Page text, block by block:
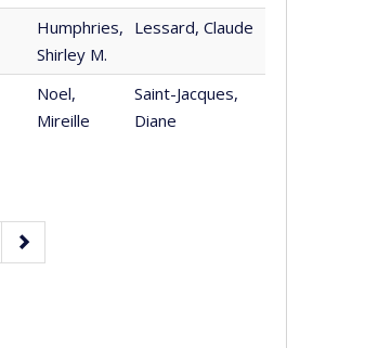
Humphries,
Shirley M.
Lessard, Claude
Noel,
Mireille
Saint-Jacques,
Diane
Page
suivante